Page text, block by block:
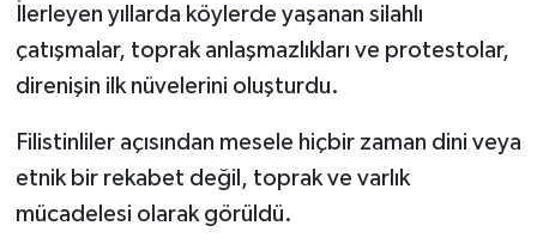
İlerleyen yıllarda köylerde yaşanan silahlı
çatışmalar, toprak anlaşmazlıkları ve protestolar,
direnişin ilk nüvelerini oluşturdu.
Filistinliler açısından mesele hiçbir zaman dini veya
etnik bir rekabet değil, toprak ve varlık
mücadelesi olarak görüldü.